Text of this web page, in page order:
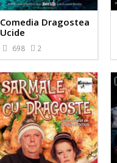
Comedia Dragostea
Ucide
698 2